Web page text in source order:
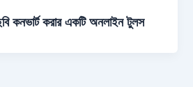
কনভার্ট করার একটি অনলাইন টুলস